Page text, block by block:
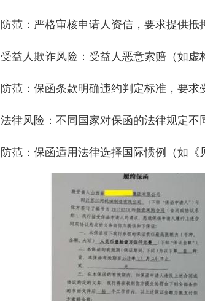
防范：严格审核申请人资信，要求提供抵
受益人欺诈风险：受益人恶意索赔（如虚
防范：保函条款明确违约判定标准，要求
法律风险：不同国家对保函的法律规定不
防范：保函适用法律选择国际惯例（如《